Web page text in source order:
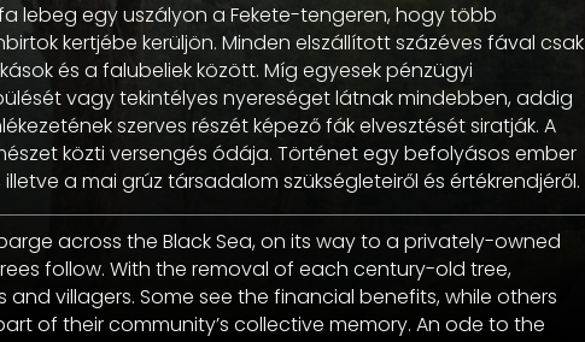
lebeg egy uszályon a Fekete-tengeren, hogy több
kertjébe kerüljön. Minden elszállított százéves fával csak
és a falubeliek között. Míg egyesek pénzügyi
vagy tekintélyes nyereséget látnak mindebben, addig
szerves részét képező fák elvesztését siratják. A
közti versengés ódája. Történet egy befolyásos ember
a mai grúz társadalom szükségleteiről és értékrendjéről.
across the Black Sea, on its way to a privately-owned
follow. With the removal of each century-old tree,
villagers. Some see the financial benefits, while others
of their community’s collective memory. An ode to the